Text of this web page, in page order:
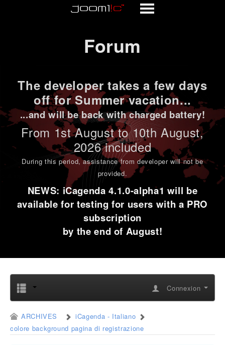
Forum
The developer takes a few days
off for Summer vacation...
...and will be back with charged battery!
From 1stAugust to 10th August,
2026 included
During this period,assistance from developer will not be
provided.
NEWS: iCagenda 4.1.0-alpha1 will be
available for testing for users with a PRO
subscription
by the end of August!
Connexion
ARCHIVES
iCagenda - Italiano
colore background pagina di registrazione